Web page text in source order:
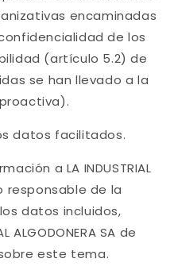
encaminadas
de los
(artículo 5.2) de
se han llevado a la
datos facilitados.
a LA INDUSTRIAL
responsable de la
datos incluidos,
ALGODONERA SA de
este tema.